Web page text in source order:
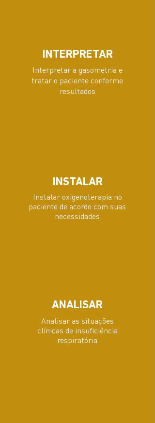
INTERPRETAR
Interpretar a gasometria e
tratar o paciente conforme
resultados
INSTALAR
Instalar oxigenoterapia no
paciente de acordo com suas
necessidades
ANALISAR
Analisar as situações
clínicas de insuficiência
respiratória